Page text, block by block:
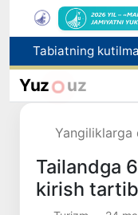
Yuz uz
Yangiliklarga
Tailandga
kirish